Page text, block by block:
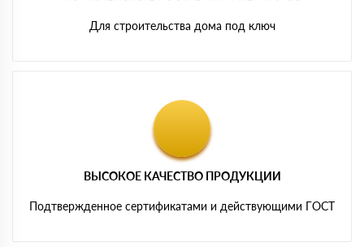
Для строительства дома под ключ
ВЫСОКОЕ КАЧЕСТВО ПРОДУКЦИИ
Подтвержденное сертификатами и действующими ГОСТ